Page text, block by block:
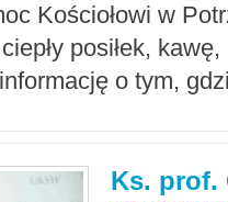
Kościołowi w
posiłek,
o tym,
Ks. prof.